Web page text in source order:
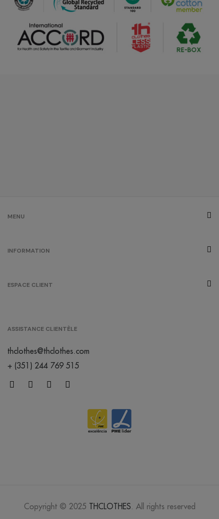
MENU
INFORMATION
ESPACE CLIENT
ASSISTANCE CLIENTÈLE
thclothes@thclothes.com
+ (351) 244 769 515
Copyright © 2025 THCLOTHES. All rights reserved